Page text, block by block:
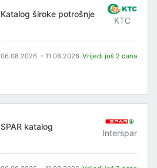
Katalog široke potrošnje
KTC
06.08.2026. - 11.08.2026. Vrijedi još 2 dana
SPAR katalog
Interspar